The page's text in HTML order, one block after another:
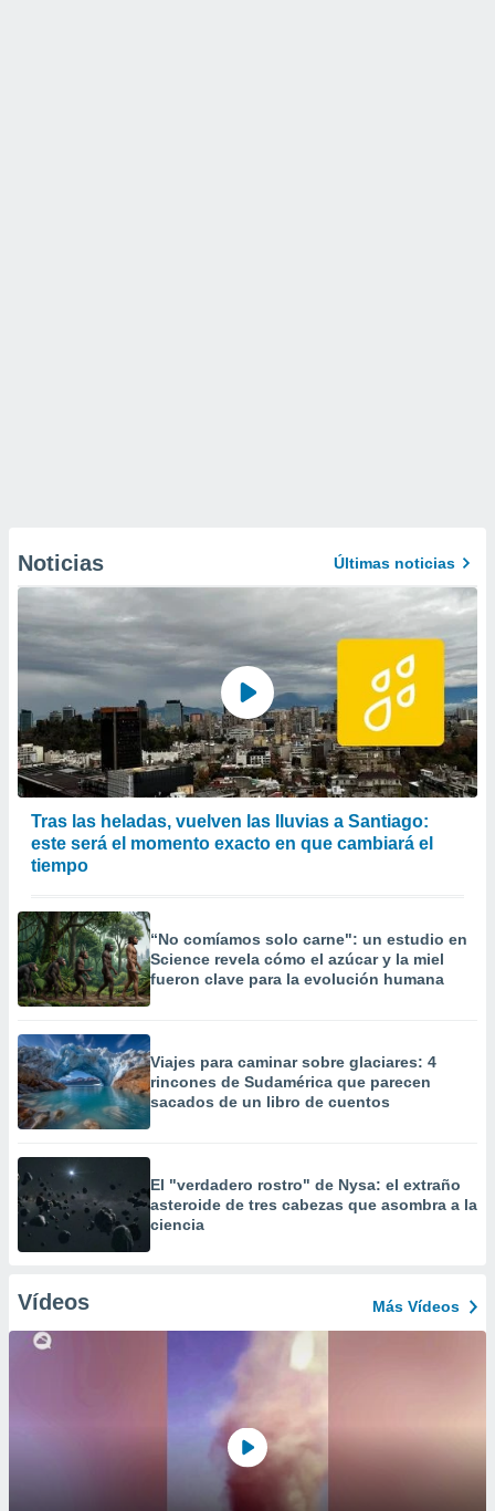
Noticias Últimas noticias
Tras las heladas, vuelven las lluvias a Santiago:
este será el momento exacto en que cambiará el
tiempo
“No comíamos solo carne": un estudio en
Science revela cómo el azúcar y la miel
fueron clave para la evolución humana
Viajes para caminar sobre glaciares: 4
rincones de Sudamérica que parecen
sacados de un libro de cuentos
El "verdadero rostro" de Nysa: el extraño
asteroide de tres cabezas que asombra a la
ciencia
Vídeos Más Vídeos